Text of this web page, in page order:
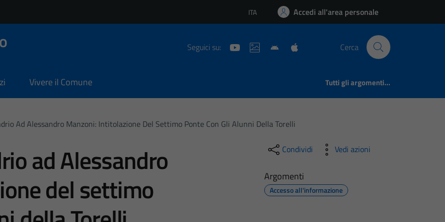
Lingua attiva:
ITA Accedi all'area personale
Seguici su: Cerca
Vivere il Comune Tutti gli argomenti...
Ad Alessandro Manzoni: Intitolazione Del Settimo Ponte Con Gli Alunni Della Torelli
ad Alessandro
del settimo
Condividi Vedi azioni
Argomenti
Accesso all'informazione